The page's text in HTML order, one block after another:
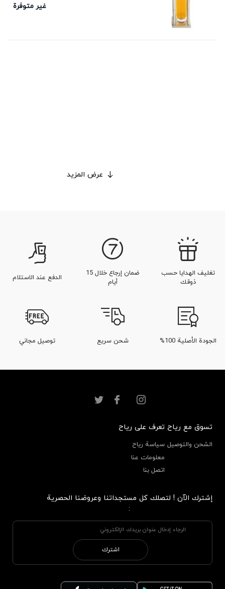
غير متوفرة
عرض المزيد
تغليف الهدايا حسب
ذوقك
ضمان إرجاع خلال 15
أيام
الدفع عند الاستلام
الجودة الأصلية 100% شحن سريع توصيل مجاني
تسوق مع رياح
الشحن والتوصيل
تعرف على رياح
سياسة رياح
معلومات عنا
اتصل بنا
إشترك الآن ! لتصلك كل مستجداتنا وعروضنا الحصرية
:
اشترك